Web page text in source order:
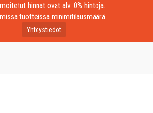
hinnat ovat alv. 0% hintoja.
tuotteissa minimitilausmäärä.
Yhteystiedot